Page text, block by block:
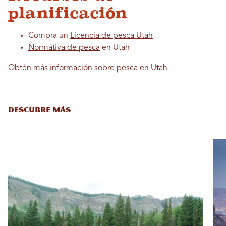
planificación
Compra un Licencia de pesca Utah
Normativa de pesca en Utah
Obtén más información sobre pesca en Utah
DESCUBRE MÁS